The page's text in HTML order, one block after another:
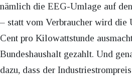
nämlich die EEG-Umlage auf
– statt vom Verbraucher wird die
Cent pro Kilowattstunde
Bundeshaushalt gezahlt. Und
dazu, dass der